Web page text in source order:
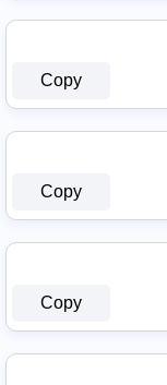
Copy
Copy
Copy